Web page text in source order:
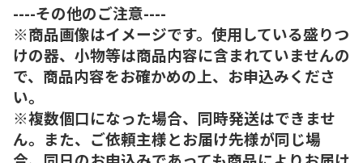
----その他のご注意----
※商品画像はイメージです。使用している盛りつ
けの器、小物等は商品内容に含まれていませんの
で、商品内容をお確かめの上、お申込みくださ
い。
※複数個口になった場合、同時発送はできませ
ん。また、ご依頼主様とお届け先様が同じ場